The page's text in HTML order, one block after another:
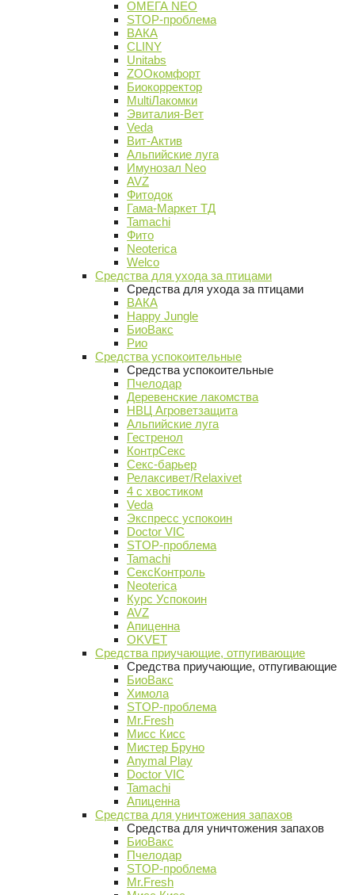
ОМЕГА NEO
STOP-проблема
ВАКА
CLINY
Unitabs
ZOOкомфорт
Биокорректор
MultiЛакомки
Эвиталия-Вет
Veda
Вит-Актив
Альпийские луга
Имунозал Neo
AVZ
Фитодок
Гама-Маркет ТД
Tamachi
Фито
Neoterica
Welco
Средства для ухода за птицами
Средства для ухода за птицами
ВАКА
Happy Jungle
БиоВакс
Рио
Средства успокоительные
Средства успокоительные
Пчелодар
Деревенские лакомства
НВЦ Агроветзащита
Альпийские луга
Гестренол
КонтрСекс
Секс-барьер
Релаксивет/Relaxivet
4 с хвостиком
Veda
Экспресс успокоин
Doctor VIC
STOP-проблема
Tamachi
СексКонтроль
Neoterica
Курс Успокоин
AVZ
Апиценна
OKVET
Средства приучающие, отпугивающие
Средства приучающие, отпугивающие
БиоВакс
Химола
STOP-проблема
Mr.Fresh
Мисс Кисс
Мистер Бруно
Anymal Play
Doctor VIC
Tamachi
Апиценна
Средства для уничтожения запахов
Средства для уничтожения запахов
БиоВакс
Пчелодар
STOP-проблема
Mr.Fresh